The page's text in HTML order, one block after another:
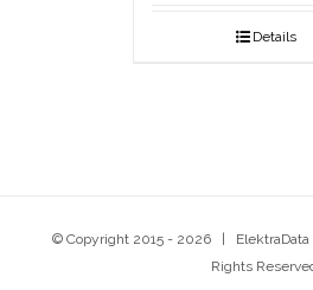
Details
© Copyright 2015 - 2026 | ElektraData
Rights